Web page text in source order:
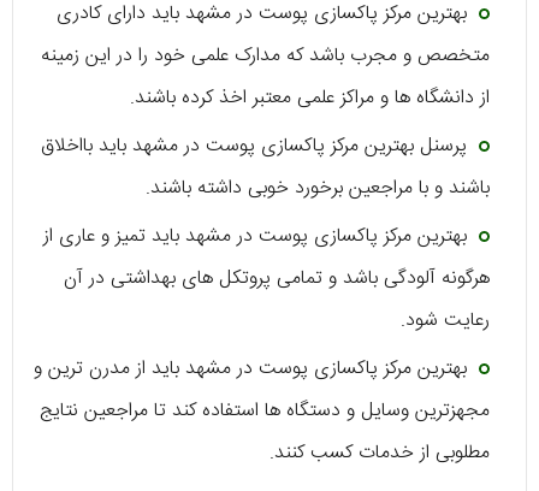
بهترین مرکز پاکسازی پوست در مشهد باید دارای کادری
متخصص و مجرب باشد که مدارک علمی خود را در این زمینه
از دانشگاه ها و مراکز علمی معتبر اخذ کرده باشند.
پرسنل بهترین مرکز پاکسازی پوست در مشهد باید بااخلاق
باشند و با مراجعین برخورد خوبی داشته باشند.
بهترین مرکز پاکسازی پوست در مشهد باید تمیز و عاری از
هرگونه آلودگی باشد و تمامی پروتکل های بهداشتی در آن
رعایت شود.
بهترین مرکز پاکسازی پوست در مشهد باید از مدرن ترین و
مجهزترین وسایل و دستگاه ها استفاده کند تا مراجعین نتایج
مطلوبی از خدمات کسب کنند.